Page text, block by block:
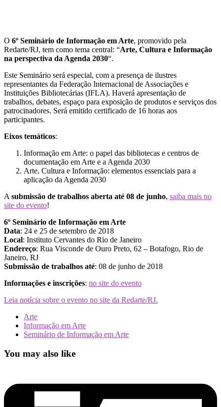
O 6º Seminário de Informação em Arte, promovido pela
Redarte/RJ, tem como tema central: “Arte, Cultura e Informação
na perspectiva da Agenda 2030“.
Este Seminário será especial, com a presença de ilustres
representantes da Federação Internacional de Associações e
Instituições Bibliotecárias (IFLA). Haverá apresentação de
trabalhos, debates, espaço para exposição de produtos e serviços dos
patrocinadores. Será emitido certificado de 16 horas aos
participantes.
Eixos temáticos:
Informação em Arte: o papel das bibliotecas e centros de
documentação em Arte e a Agenda 2030
Arte, Cultura e Informação: elementos essenciais para a
aplicação da Agenda 2030
A submissão de trabalhos aberta até 08 de junho, saiba mais no
site do evento!
6º Seminário de Informação em Arte
Data: 24 e 25 de setembro de 2018
Local: Instituto Cervantes do Rio de Janeiro
Endereço: Rua Visconde de Ouro Preto, 62 – Botafogo, Rio de
Janeiro, RJ
Submissão de trabalhos até: 08 de junho de 2018
Informações e inscrições: no site do evento
Leia notícia sobre o evento no site da Redarte/RJ.
Arte
Informação em Arte
Seminário de Informação em Arte
You may also like